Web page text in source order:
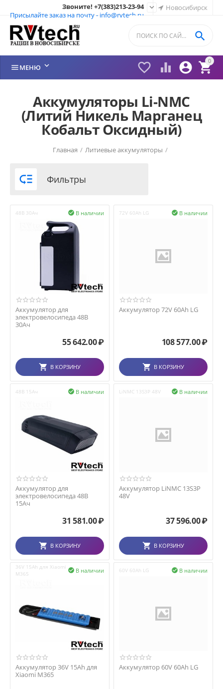
Новосибирск
Звоните! +7(383)213-23-94
Присылайте заказ на почту - info@rvtech.ru

0


 

МЕНЮ 
Аккумуляторы Li-NMC
(Литий Никель Марганец
Кобальт Оксидный)
Главная / Литиевые аккумуляторы /
 Фильтры
48В 30Ач В наличии

Аккумулятор для
электровелосипеда 48В
30Ач
55 642.00₽
В КОРЗИНУ
72V 60Ah LG В наличии

Аккумулятор 72V 60Ah LG
108 577.00₽
В КОРЗИНУ
48В 15Ач В наличии

Аккумулятор для
электровелосипеда 48В
15Ач
31 581.00₽
В КОРЗИНУ
LiNMC 13S3P 48V В наличии

Аккумулятор LiNMC 13S3P
48V
37 596.00₽
В КОРЗИНУ
36V 15Ah для Xiaomi
M365
В наличии

Аккумулятор 36V 15Ah для
Xiaomi M365
60V 60Ah LG В наличии

Аккумулятор 60V 60Ah LG